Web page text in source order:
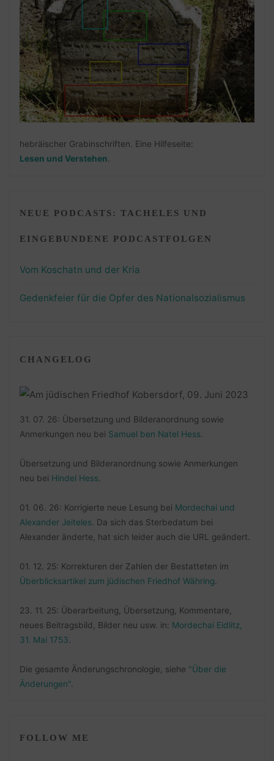
hebräischer Grabinschriften. Eine Hilfeseite:
Lesen und Verstehen.
NEUE PODCASTS: TACHELES UND
EINGEBUNDENE PODCASTFOLGEN
Vom Koschatn und der Kria
Gedenkfeier für die Opfer des Nationalsozialismus
CHANGELOG
31. 07. 26: Übersetzung und Bilderanordnung sowie
Anmerkungen neu bei Samuel ben Natel Hess
Übersetzung und Bilderanordnung sowie Anmerkungen
neu bei Hindel Hess
01. 06. 26: Korrigierte neue Lesung bei Mordechai und
Alexander Jeiteles . Da sich das Sterbedatum bei
Alexander änderte, hat sich leider auch die URL geändert.
01. 12. 25: Korrekturen der Zahlen der Bestatteten im
Überblicksartikel zum jüdischen Friedhof Währing
23. 11. 25: Überarbeitung, Übersetzung, Kommentare,
neues Beitragsbild, Bilder neu usw. in: Mordechai Eidlitz,
31. Mai 1753
Die gesamte Änderungschronologie, siehe "Über die
Änderungen".
FOLLOW ME